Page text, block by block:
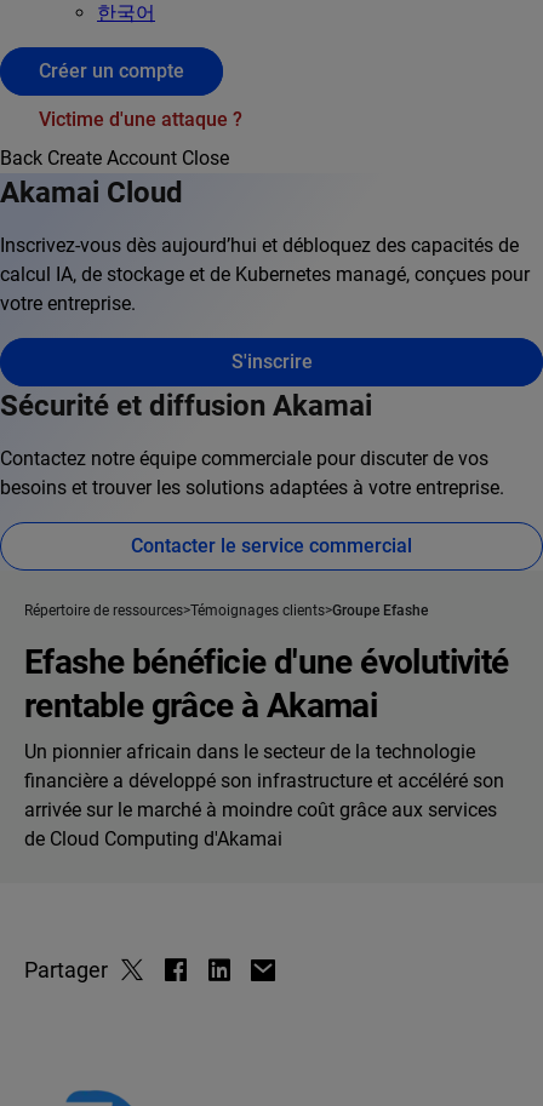
한국어
Créer un compte
Victime d'une attaque ?
Back Create Account Close
Akamai Cloud
Inscrivez-vous dès aujourd’hui et débloquez des capacités de
calcul IA, de stockage et de Kubernetes managé, conçues pour
votre entreprise.
S'inscrire
Sécurité et diffusion Akamai
Contactez notre équipe commerciale pour discuter de vos
besoins et trouver les solutions adaptées à votre entreprise.
Contacter le service commercial
Répertoire de ressources Témoignages clients Groupe Efashe
Efashe bénéficie d'une évolutivité
rentable grâce à Akamai
Un pionnier africain dans le secteur de la technologie
financière a développé son infrastructure et accéléré son
arrivée sur le marché à moindre coût grâce aux services
de Cloud Computing d'Akamai
Partager